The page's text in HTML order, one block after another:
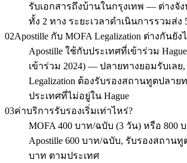
รับเอกสารถึงบ้านในกรุงเทพ — ต่างจั
ทั้ง 2 ทาง ระยะเวลาดำเนินการรวมส่ง
02Apostille กับ MOFA Legalization ต่างกันยัง
Apostille ใช้กับประเทศที่เข้าร่วม
เข้าร่วม 2024) — ปลายทางยอมรับเลย
Legalization ต้องรับรองสถานทูตปลาย
ประเทศที่ไม่อยู่ใน Hague
03ค่าบริการรับรองเริ่มเท่าไหร่?
MOFA 400 บาท/ฉบับ (3 วัน) หรือ 800 บ
Apostille 600 บาท/ฉบับ, รับรองสถานทู
บาท ตามประเทศ